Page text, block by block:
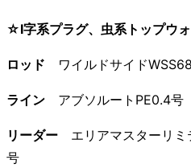
☆I字系プラグ、虫系トップウ
ロッド ワイルドサイド
ライン アブソルートPE0.4号
リーダー エリアマスターリミ
号